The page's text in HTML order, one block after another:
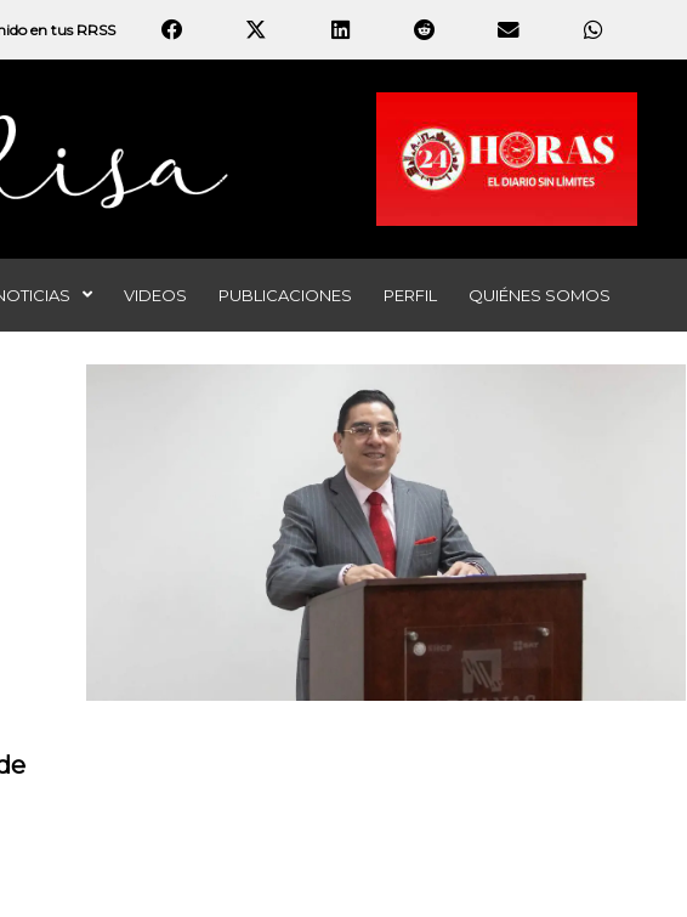
en tus RRSS
VIDEOS PUBLICACIONES PERFIL QUIÉNES SOMOS